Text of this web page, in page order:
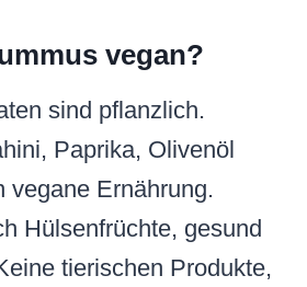
vegan?
sind pflanzlich.
Paprika, Olivenöl
vegane Ernährung.
Hülsenfrüchte, gesund
tierischen Produkte,